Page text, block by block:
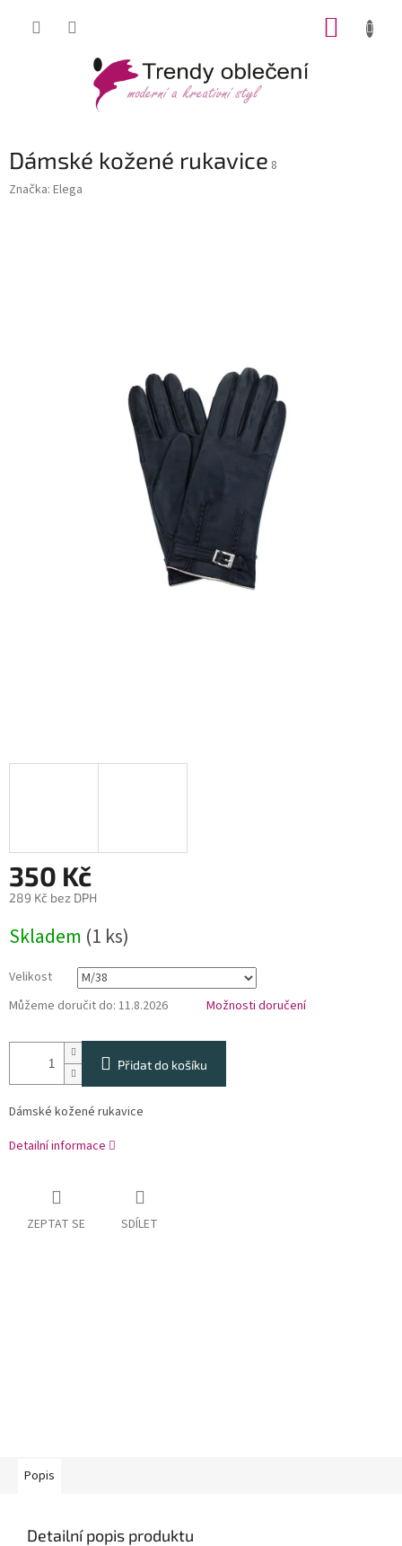
Dámské kožené rukavice 8
Značka: Elega
350 Kč
289 Kč bez DPH
cena:
Skladem (1 ks)
Velikost
Můžeme doručit do: 11.8.2026 Možnosti doručení
Přidat do košíku
Dámské kožené rukavice
Detailní informace
ZEPTAT SE SDÍLET
Popis
Detailní popis produktu